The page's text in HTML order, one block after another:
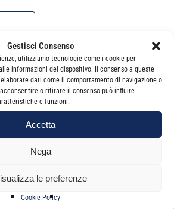
Gestisci Consenso
utilizziamo tecnologie come i cookie per
informazioni del dispositivo. Il consenso a queste
dati come il comportamento di navigazione o
acconsentire o ritirare il consenso può influire
e funzioni.
Accetta
Nega
le preferenze
Cookie Policy
18, 2025
- 19:30